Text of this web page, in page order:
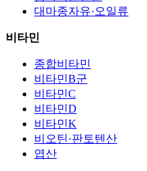
대마종자유·오일류
비타민
종합비타민
비타민B군
비타민C
비타민D
비타민K
비오틴·판토텐산
엽산